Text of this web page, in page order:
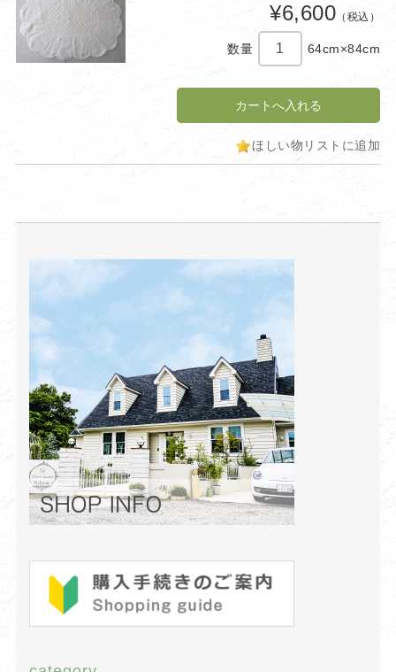
¥6,600 （税込）
数量 64cm×84cm
ほしい物リストに追加